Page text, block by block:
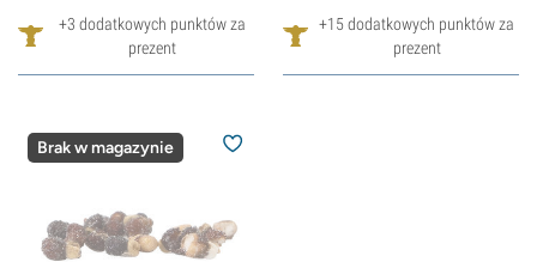
+3 dodatkowych punktów za
prezent
+15 dodatkowych punktów za
prezent
Brak w magazynie